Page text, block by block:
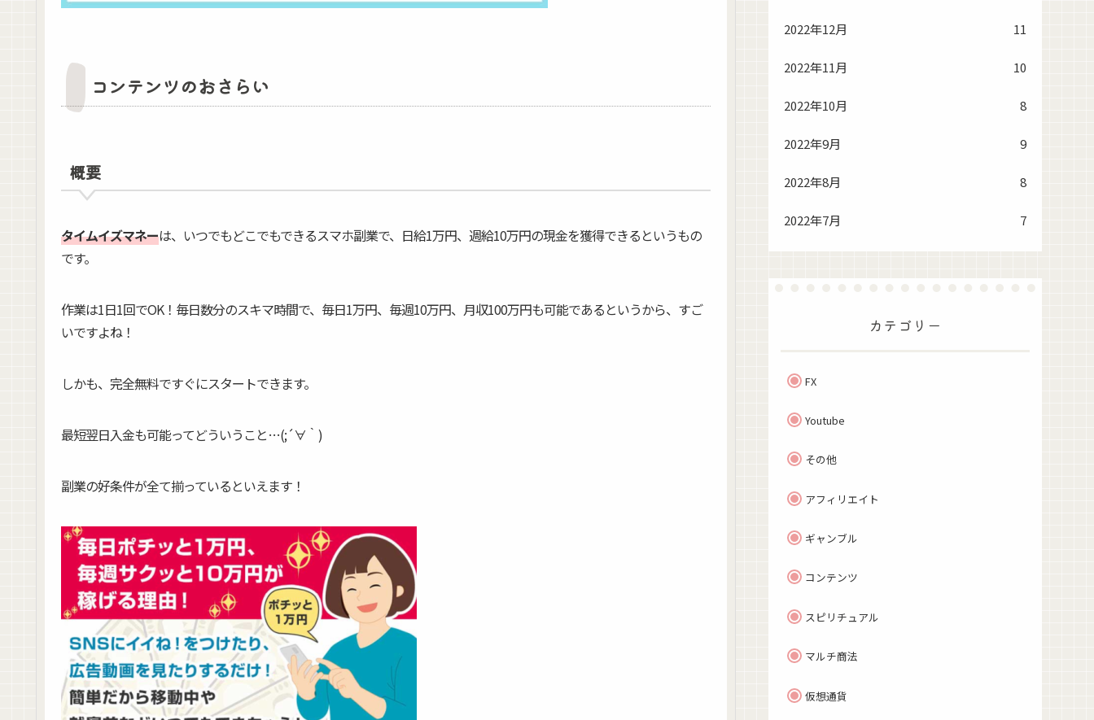
コンテンツのおさらい
概要
タイムイズマネーは、いつでもどこでもできるスマホ副業で、日給1万円、週給10万円の現金を獲得できるというもの
です。
作業は1日1回でOK！毎日数分のスキマ時間で、毎日1万円、毎週10万円、月収100万円も可能であるというから、すご
いですよね！
しかも、完全無料ですぐにスタートできます。
最短翌日入金も可能ってどういうこと…(;´∀｀)
副業の好条件が全て揃っているといえます！
2022年12月 11
2022年11月 10
2022年10月 8
2022年9月 9
2022年8月 8
2022年7月 7
カテゴリー
FX
Youtube
その他
アフィリエイト
ギャンブル
コンテンツ
スピリチュアル
マルチ商法
仮想通貨